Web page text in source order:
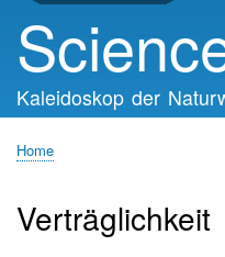
Kaleidoskop der
Home
Verträglichkeit